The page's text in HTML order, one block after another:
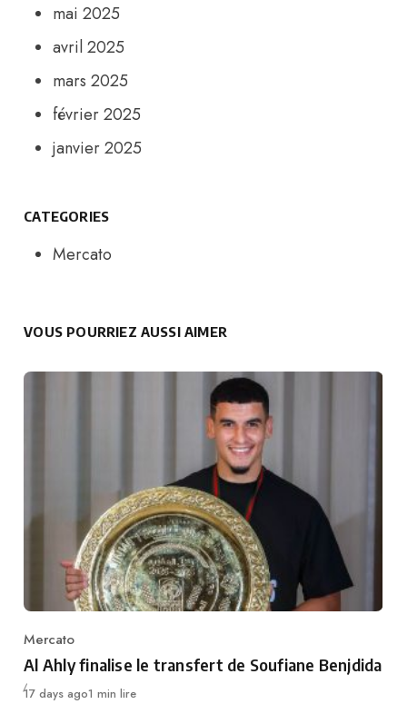
mai 2025
avril 2025
mars 2025
février 2025
janvier 2025
CATEGORIES
Mercato
VOUS POURRIEZ AUSSI AIMER
Category
Mercato
Al Ahly finalise le transfert de Soufiane Benjdida
Publié
17 days ago1 min lire